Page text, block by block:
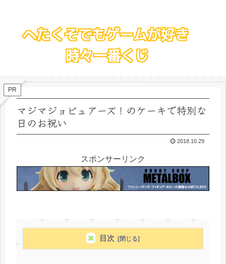
PR
マジマジョピュアーズ！のケーキで特別な
日のお祝い
2018.10.29
スポンサーリンク
目次